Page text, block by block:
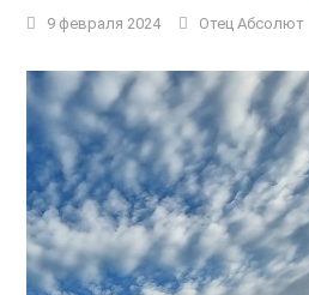
9 февраля 2024 Отец Абсолют